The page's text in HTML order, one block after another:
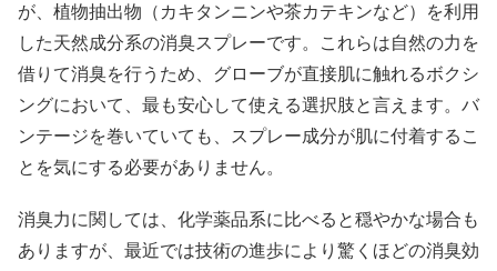
が、植物抽出物（カキタンニンや茶カテキンなど）を利用
した天然成分系の消臭スプレーです。これらは自然の力を
借りて消臭を行うため、グローブが直接肌に触れるボクシ
ングにおいて、最も安心して使える選択肢と言えます。バ
ンテージを巻いていても、スプレー成分が肌に付着するこ
とを気にする必要がありません。
消臭力に関しては、化学薬品系に比べると穏やかな場合も
ありますが、最近では技術の進歩により驚くほどの消臭効